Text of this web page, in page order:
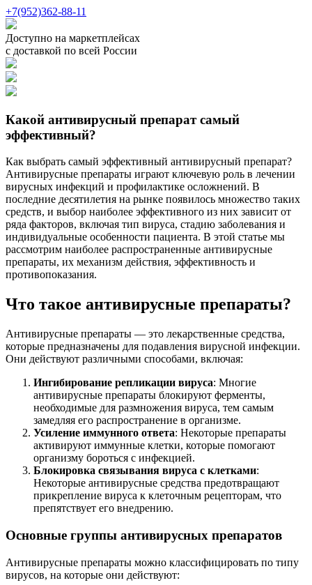
+7(952)362-88-11
Доступно на маркетплейсах
с доставкой по всей России
Какой антивирусный препарат самый
эффективный?
Как выбрать самый эффективный антивирусный препарат?
Антивирусные препараты играют ключевую роль в лечении
вирусных инфекций и профилактике осложнений. В
последние десятилетия на рынке появилось множество таких
средств, и выбор наиболее эффективного из них зависит от
ряда факторов, включая тип вируса, стадию заболевания и
индивидуальные особенности пациента. В этой статье мы
рассмотрим наиболее распространенные антивирусные
препараты, их механизм действия, эффективность и
противопоказания.
Что такое антивирусные препараты?
Антивирусные препараты — это лекарственные средства,
которые предназначены для подавления вирусной инфекции.
Они действуют различными способами, включая:
Ингибирование репликации вируса: Многие
антивирусные препараты блокируют ферменты,
необходимые для размножения вируса, тем самым
замедляя его распространение в организме.
Усиление иммунного ответа: Некоторые препараты
активируют иммунные клетки, которые помогают
организму бороться с инфекцией.
Блокировка связывания вируса с клетками:
Некоторые антивирусные средства предотвращают
прикрепление вируса к клеточным рецепторам, что
препятствует его внедрению.
Основные группы антивирусных препаратов
Антивирусные препараты можно классифицировать по типу
вирусов, на которые они действуют: